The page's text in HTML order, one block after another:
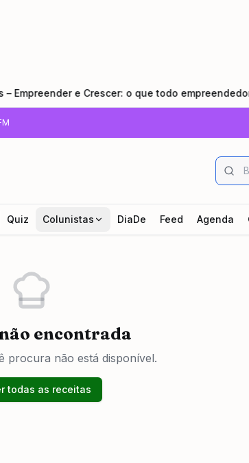
e Crescer: o que todo empreendedor
Quiz Colunistas DiaDe Feed Agenda
encontrada
procura não está disponível.
todas as receitas